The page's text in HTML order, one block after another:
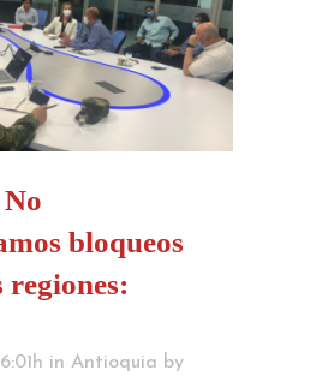
No
bloqueos
regiones:
in Antioquia by